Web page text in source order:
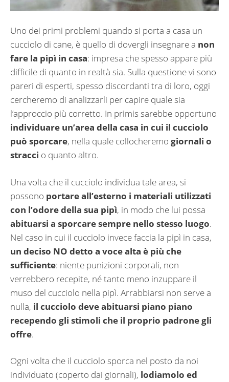
Uno dei primi problemi quando si porta a casa un
cucciolo di cane, è quello di dovergli insegnare a non
fare la pipì in casa: impresa che spesso appare più
difficile di quanto in realtà sia. Sulla questione vi sono
pareri di esperti, spesso discordanti tra di loro, oggi
cercheremo di analizzarli per capire quale sia
l’approccio più corretto. In primis sarebbe opportuno
individuare un’area della casa in cui il cucciolo
può sporcare, nella quale collocheremo giornali o
stracci o quanto altro.
Una volta che il cucciolo individua tale area, si
possono portare all’esterno i materiali utilizzati
con l’odore della sua pipì, in modo che lui possa
abituarsi a sporcare sempre nello stesso luogo.
Nel caso in cui il cucciolo invece faccia la pipì in casa,
un deciso NO detto a voce alta è più che
sufficiente: niente punizioni corporali, non
verrebbero recepite, né tanto meno inzuppare il
muso del cucciolo nella pipì. Arrabbiarsi non serve a
nulla, il cucciolo deve abituarsi piano piano
recependo gli stimoli che il proprio padrone gli
offre.
Ogni volta che il cucciolo sporca nel posto da noi
individuato (coperto dai giornali), lodiamolo ed